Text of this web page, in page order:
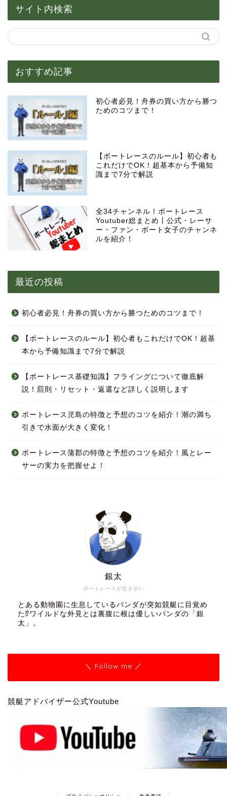
サイト内検索
おすすめ記事
初心者必見！舟券の買い方から勝つ
ためのコツまで！
【ボートレースのルール】初心者も
これだけでOK！超基本から予備知
識まで7分で解説
全34チャンネル！ボートレース
Youtuber総まとめ丨公式・レーサ
ー・ファン・ボート女子のチャンネ
ルを紹介！
最近の投稿
初心者必見！舟券の買い方から勝つためのコツまで！
【ボートレースのルール】初心者もこれだけでOK！超基
本から予備知識まで7分で解説
【ボートレース基礎知識】フライングについて徹底解
説！罰則・リセット・返還など詳しく説明します
ボートレース児島の特徴と予想のコツを紹介！潮の満ち
引きで水面が大きく変化！
ボートレース蒲郡の特徴と予想のコツを紹介！風とレー
サーの実力を把握せよ！
ボートレースが生きがい
銀太
とある動物園に生息しているパンダが突如競艇に目覚め
た⁉ワイルドな外見とは裏腹に根は優しいパンダの「銀
太」。
＼ Follow me ／
競艇アドバイザー公式Youtube